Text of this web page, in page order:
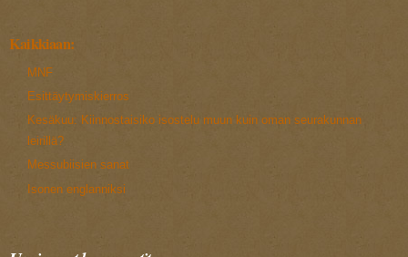
Kaikkiaan:
MNF
Esittäytymiskierros
Kesäkuu: Kiinnostaisiko isostelu muun kuin oman seurakunnan
leirillä?
Messubiisien sanat
Isonen englanniksi